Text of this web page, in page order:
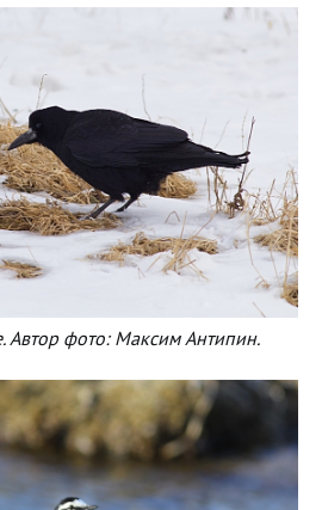
Автор фото: Максим Антипин.